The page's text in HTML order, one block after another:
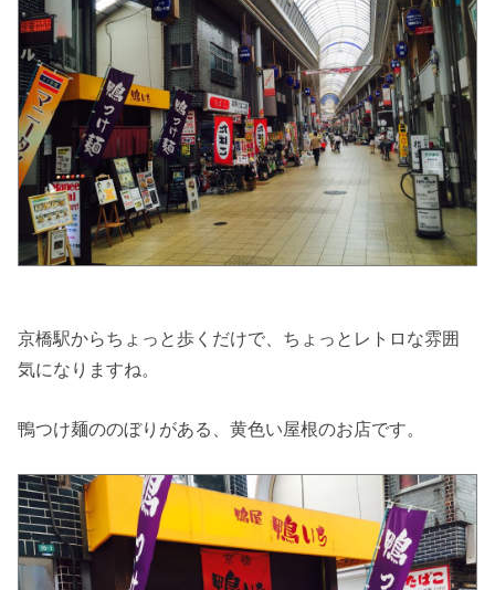
京橋駅からちょっと歩くだけで、ちょっとレトロな雰囲
気になりますね。
鴨つけ麺ののぼりがある、黄色い屋根のお店です。